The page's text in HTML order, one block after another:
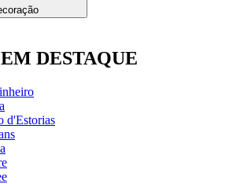
DESTAQUE
d'Estorias